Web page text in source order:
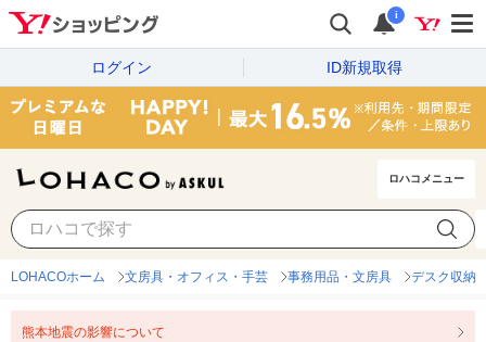
i
ログイン ID新規取得
ロハコメニュー
LOHACOホーム 文房具・オフィス・手芸 事務用品・文房具 デスク収納
熊本地震の影響について